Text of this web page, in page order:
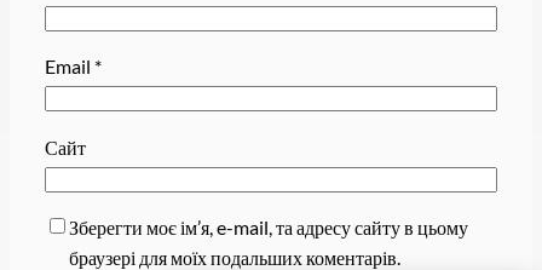
Email *
Сайт
Зберегти моє ім’я, e-mail, та адресу сайту в цьому
браузері для моїх подальших коментарів.